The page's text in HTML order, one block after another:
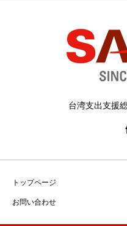
台湾支出支援
トップページ
お問い合わせ